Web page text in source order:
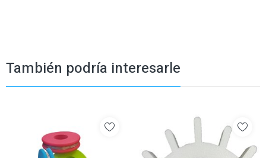
También podría interesarle